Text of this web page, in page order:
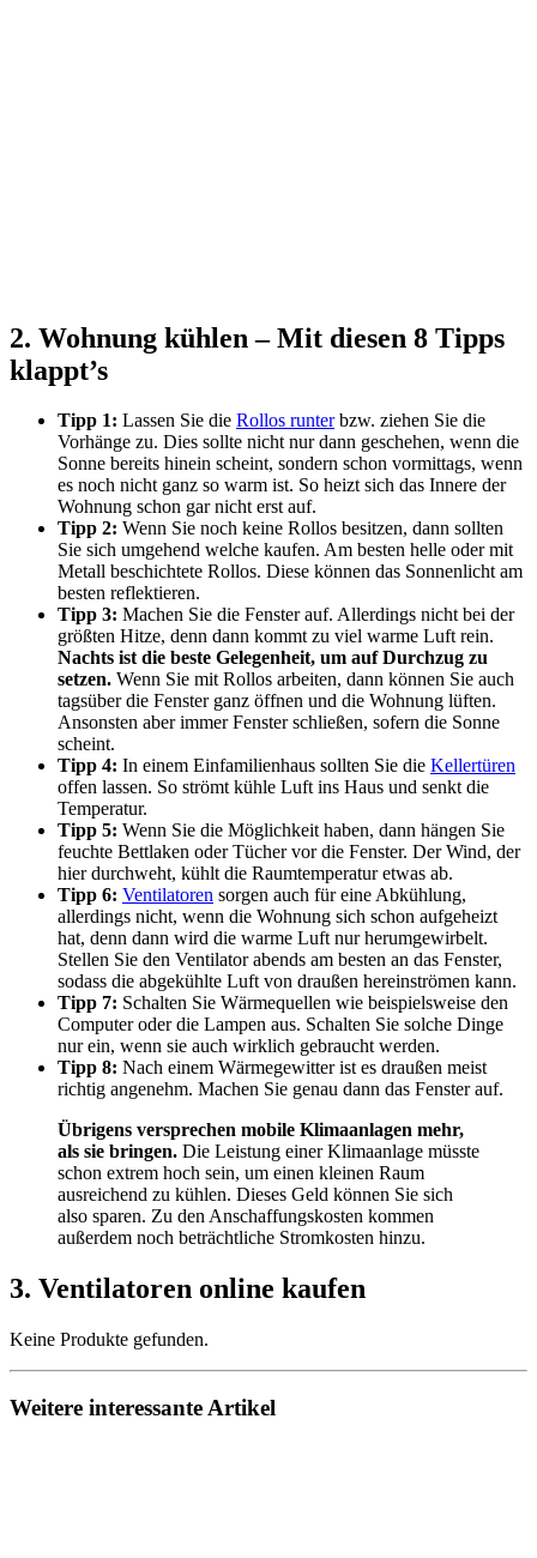
2. Wohnung kühlen – Mit diesen 8 Tipps
klappt’s
Tipp 1: Lassen Sie die Rollos runterbzw. ziehen Sie die
Vorhänge zu. Dies sollte nicht nur dann geschehen, wenn die
Sonne bereits hinein scheint, sondern schon vormittags, wenn
es noch nicht ganz so warm ist. So heizt sich das Innere der
Wohnung schon gar nicht erst auf.
Tipp 2: Wenn Sie noch keine Rollos besitzen, dann sollten
Sie sich umgehend welche kaufen. Am besten helle oder mit
Metall beschichtete Rollos. Diese können das Sonnenlicht am
besten reflektieren.
Tipp 3: Machen Sie die Fenster auf. Allerdings nicht bei der
größten Hitze, denn dann kommt zu viel warme Luft rein.
Nachts ist die beste Gelegenheit, um auf Durchzug zu
setzen. Wenn Sie mit Rollos arbeiten, dann können Sie auch
tagsüber die Fenster ganz öffnen und die Wohnung lüften.
Ansonsten aber immer Fenster schließen, sofern die Sonne
scheint.
Tipp 4: In einem Einfamilienhaus sollten Sie die Kellertüren
offen lassen. So strömt kühle Luft ins Haus und senkt die
Temperatur.
Tipp 5: Wenn Sie die Möglichkeit haben, dann hängen Sie
feuchte Bettlaken oder Tücher vor die Fenster. Der Wind, der
hier durchweht, kühlt die Raumtemperatur etwas ab.
Tipp 6: Ventilatoren sorgen auch für eine Abkühlung,
allerdings nicht, wenn die Wohnung sich schon aufgeheizt
hat, denn dann wird die warme Luft nur herumgewirbelt.
Stellen Sie den Ventilator abends am besten an das Fenster,
sodass die abgekühlte Luft von draußen hereinströmen kann.
Tipp 7: Schalten Sie Wärmequellen wie beispielsweise den
Computer oder die Lampen aus. Schalten Sie solche Dinge
nur ein, wenn sie auch wirklich gebraucht werden.
Tipp 8: Nach einem Wärmegewitter ist es draußen meist
richtig angenehm. Machen Sie genau dann das Fenster auf.
Übrigens versprechen mobile Klimaanlagen mehr,
als sie bringen. Die Leistung einer Klimaanlage müsste
schon extrem hoch sein, um einen kleinen Raum
ausreichend zu kühlen. Dieses Geld können Sie sich
also sparen. Zu den Anschaffungskosten kommen
außerdem noch beträchtliche Stromkosten hinzu.
3. Ventilatoren online kaufen
Keine Produkte gefunden.
Weitere interessante Artikel